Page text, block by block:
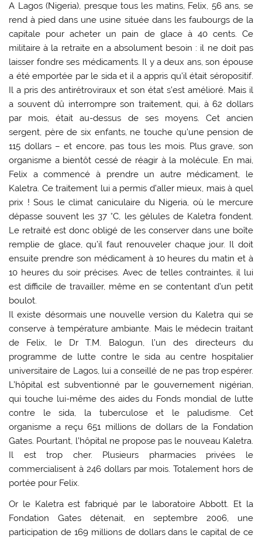
A Lagos (Nigeria), presque tous les matins, Felix, 56 ans, se
rend à pied dans une usine située dans les faubourgs de la
capitale pour acheter un pain de glace à 40 cents. Ce
militaire à la retraite en a absolument besoin : il ne doit pas
laisser fondre ses médicaments. Il y a deux ans, son épouse
a été emportée par le sida et il a appris qu’il était séropositif.
Il a pris des antirétroviraux et son état s’est amélioré. Mais il
a souvent dû interrompre son traitement, qui, à 62 dollars
par mois, était au-dessus de ses moyens. Cet ancien
sergent, père de six enfants, ne touche qu’une pension de
115 dollars – et encore, pas tous les mois. Plus grave, son
organisme a bientôt cessé de réagir à la molécule. En mai,
Felix a commencé à prendre un autre médicament, le
Kaletra. Ce traitement lui a permis d’aller mieux, mais à quel
prix ! Sous le climat caniculaire du Nigeria, où le mercure
dépasse souvent les 37 °C, les gélules de Kaletra fondent.
Le retraité est donc obligé de les conserver dans une boîte
remplie de glace, qu’il faut renouveler chaque jour. Il doit
ensuite prendre son médicament à 10 heures du matin et à
10 heures du soir précises. Avec de telles contraintes, il lui
est difficile de travailler, même en se contentant d’un petit
boulot.
Il existe désormais une nouvelle version du Kaletra qui se
conserve à température ambiante. Mais le médecin traitant
de Felix, le Dr T.M. Balogun, l’un des directeurs du
programme de lutte contre le sida au centre hospitalier
universitaire de Lagos, lui a conseillé de ne pas trop espérer.
L’hôpital est subventionné par le gouvernement nigérian,
qui touche lui-même des aides du Fonds mondial de lutte
contre le sida, la tuberculose et le paludisme. Cet
organisme a reçu 651 millions de dollars de la Fondation
Gates. Pourtant, l’hôpital ne propose pas le nouveau Kaletra.
Il est trop cher. Plusieurs pharmacies privées le
commercialisent à 246 dollars par mois. Totalement hors de
portée pour Felix.
Or le Kaletra est fabriqué par le laboratoire Abbott. Et la
Fondation Gates détenait, en septembre 2006, une
participation de 169 millions de dollars dans le capital de ce